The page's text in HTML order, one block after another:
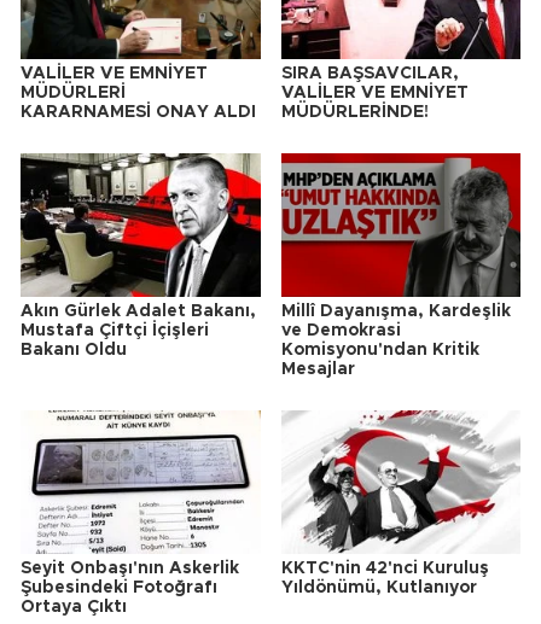
VALİLER VE EMNİYET
MÜDÜRLERİ
KARARNAMESİ ONAY ALDI
SIRA BAŞSAVCILAR,
VALİLER VE EMNİYET
MÜDÜRLERİNDE!
Akın Gürlek Adalet Bakanı,
Mustafa Çiftçi İçişleri
Bakanı Oldu
Millî Dayanışma, Kardeşlik
ve Demokrasi
Komisyonu'ndan Kritik
Mesajlar
Seyit Onbaşı'nın Askerlik
Şubesindeki Fotoğrafı
Ortaya Çıktı
KKTC'nin 42'nci Kuruluş
Yıldönümü, Kutlanıyor